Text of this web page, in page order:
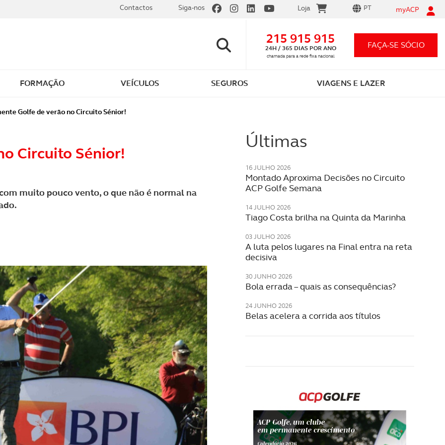
impressa
As que conhece e as que o vão surpreender
FORMAÇÃO
Tudo o que precisa saber
VEÍCULOS
Descarregue e comece já a carregar!
SEGUROS
Preço único para qualquer carro
VIAGENS E LAZER
Celebre momentos inesquecíveis
FAÇA-SE SÓCIO
Contactos Siga-nos Loja PT myACP
215 915 915
24H / 365 DIAS POR ANO
chamada para a rede fixa nacional
Golfe de verão no Circuito Sénior!
Circuito Sénior!
muito pouco vento, o que não é normal na
Últimas
16 JULHO 2026
Montado Aproxima Decisões no Circuito
ACP Golfe Semana
14 JULHO 2026
Tiago Costa brilha na Quinta da Marinha
03 JULHO 2026
A luta pelos lugares na Final entra na reta
decisiva
30 JUNHO 2026
Bola errada – quais as consequências?
24 JUNHO 2026
Belas acelera a corrida aos títulos